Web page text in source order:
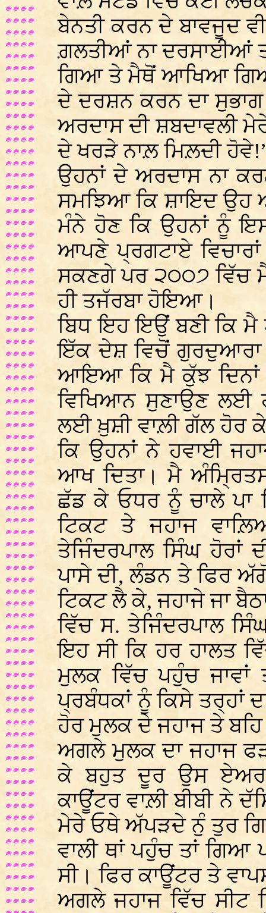
ਬੇਨਤੀ ਕਰਨ ਦੇ ਬਾਵਜੂਦ
ਗ਼ਲਤੀਆਂ ਨਾ ਦਰਸਾਈਆਂ
ਗਿਆ ਤੇ ਮੈਥੋਂ ਆਖਿਆ
ਦੇ ਦਰਸ਼ਨ ਕਰਨ ਦਾ
ਅਰਦਾਸ ਦੀ ਸ਼ਬਦਾਵਲੀ
ਦੇ ਖਰੜੇ ਨਾਲ਼ ਮਿਲ਼ਦੀ
ਉਹਨਾਂ ਦੇ ਅਰਦਾਸ ਨਾ
ਸਮਝਿਆ ਕਿ ਸ਼ਾਇਦ ਉਹ
ਮੰਨੇ ਹੋਣ ਕਿ ਉਹਨਾਂ ਨੂੰ
ਆਪਣੇ ਪ੍ਰਗਟਾਏ
ਸਕਣਗੇ ਪਰ ੨੦੦੭ ਵਿੱਚ
ਹੀ ਤਜੱਰਬਾ ਹੋਇਆ।
ਬਿਧ ਇਹ ਇਉਂ ਬਣੀ ਕਿ
ਇੱਕ ਦੇਸ਼ ਵਿਚੋਂ ਗੁਰਦੁਆਰਾ
ਆਇਆ ਕਿ ਮੈ ਕੁੱਝ ਦਿਨਾਂ
ਵਿਖਿਆਨ ਸੁਣਾਉਣ ਲਈ
ਲਈ ਖ਼ੁਸ਼ੀ ਵਾਲ਼ੀ ਗੱਲ ਹੋਰ
ਕਿ ਉਹਨਾਂ ਨੇ ਹਵਾਈ
ਆਖ ਦਿਤਾ। ਮੈ
ਛੱਡ ਕੇ ਓਧਰ ਨੂੰ ਚਾਲੇ ਪਾ
ਟਿਕਟ ਤੇ ਜਹਾਜ
ਤੇਜਿੰਦਰਪਾਲ ਸਿੰਘ
ਪਾਸੇ ਦੀ, ਲੰਡਨ ਤੇ ਫਿਰ
ਟਿਕਟ ਲੈ ਕੇ, ਜਹਾਜੇ ਜਾ
ਵਿੱਚ ਸ. ਤੇਜਿੰਦਰਪਾਲ
ਇਹ ਸੀ ਕਿ ਹਰ ਹਾਲਤ
ਮੁਲਕ ਵਿੱਚ ਪਹੁੰਚ ਜਾਵਾਂ
ਪ੍ਰਬੰਧਕਾਂ ਨੂੰ ਕਿਸੇ ਤਰ੍ਹਾਂ
ਹੋਰ ਮੁਲਕ ਦੇ ਜਹਾਜ ਤੇ
ਅਗਲੇ ਮੁਲਕ ਦਾ ਜਹਾਜ
ਕੇ ਬਹੁਤ ਦੂਰ ਉਸ ਏਅਰ
ਕਾਊਂਟਰ ਵਾਲ਼ੀ ਬੀਬੀ ਨੇ
ਮੇਰੇ ਓਥੇ ਅੱਪੜਦੇ ਨੁੰ ਤੁਰ
ਵਾਲੀ ਥਾਂ ਪਹੁੰਚ ਤਾਂ
ਸੀ। ਫਿਰ ਕਾਊਂਟਰ ਤੇ
ਅਗਲੇ ਜਹਾਜ ਵਿੱਚ ਸੀਟ